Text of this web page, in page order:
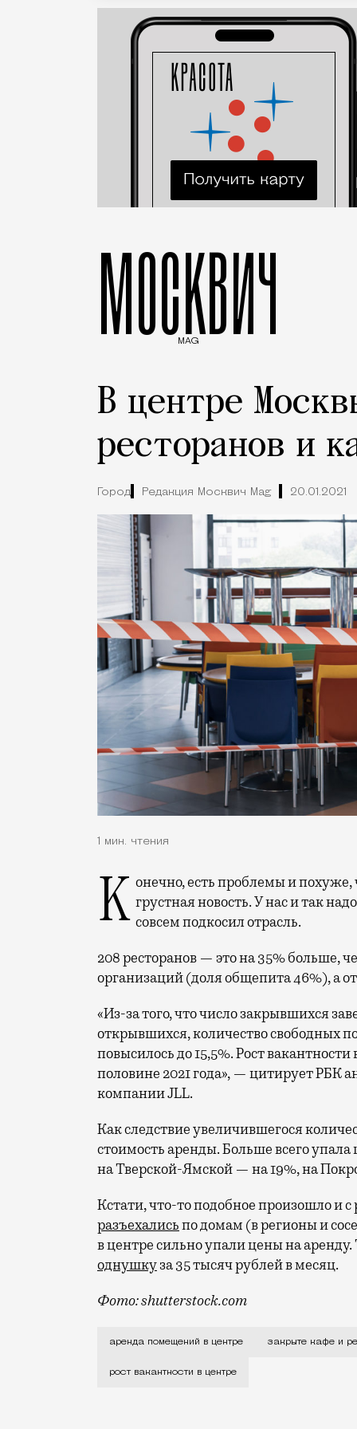
МОСКВИЧ
MAG
В центре
ресторанов и
Город Редакция Москвич Mag 20.01.2021
1 мин. чтения
Конечно, есть проблемы и похуже, чем остаться без ресторанов, но для Москвы это грустная новость. У нас и так
совсем подкосил отрасль.
208 ресторанов — это на 35% больше,
организаций (доля общепита 46%), а
«Из-за того, что число закрывшихся
открывшихся, количество свободных
повысилось до 15,5%. Рост
половине 2021 года», — цитирует РБК
компании JLL.
Как следствие увеличившегося
стоимость аренды. Больше всего упала
на Тверской-Ямской — на 19%, на
Кстати, что-то подобное произошло
разъехалисьпо домам (в регионы и
в центре сильно упали цены на
однушкуза 35 тысяч рублей в месяц.
Фото: shutterstock.com
Конечно, есть проблемы и похуже,
аренда помещений в центре закрыте кафе и
рост вакантности в центре